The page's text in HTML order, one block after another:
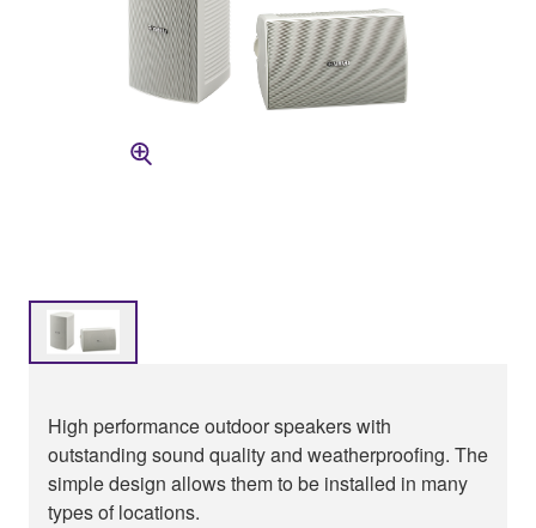
High performance outdoor speakers with
outstanding sound quality and weatherproofing. The
simple design allows them to be installed in many
types of locations.